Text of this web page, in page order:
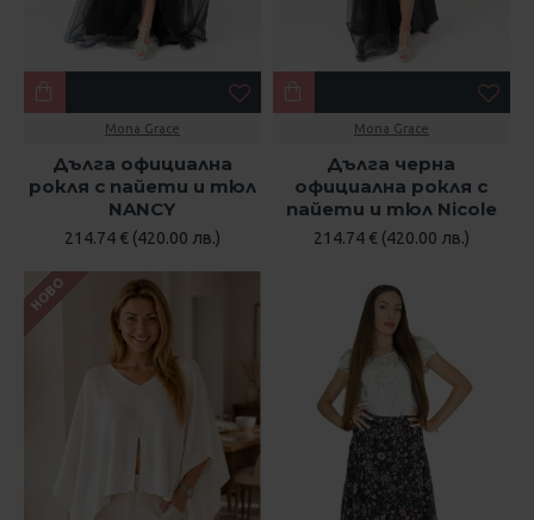
Mona Grace
Дълга официална
рокля с пайети и тюл
NANCY
214.74 € (420.00 лв.)
Mona Grace
Дълга черна
официална рокля с
пайети и тюл Nicole
214.74 € (420.00 лв.)
НОВО